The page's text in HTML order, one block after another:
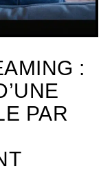
:
PAR